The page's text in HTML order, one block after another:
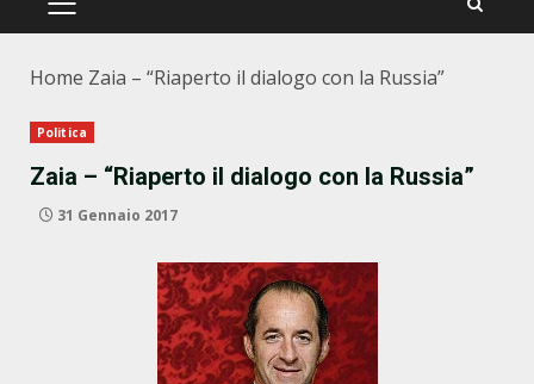
PRIMÄRES
Home Zaia – “Riaperto il dialogo con la Russia”
Politica
Zaia – “Riaperto il dialogo con la Russia”
31 Gennaio 2017